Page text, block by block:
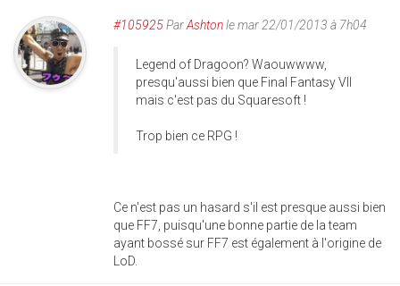
#105925ParAshtonle mar 22/01/2013 à 7h04
Legend of Dragoon? Waouwwww,
presqu'aussi bien que Final Fantasy VII
mais c'est pas du Squaresoft !
Trop bien ce RPG !
Ce n'est pas un hasard s'il est presque aussi bien
que FF7, puisqu'une bonne partie de la team
ayant bossé sur FF7 est également à l'origine de
LoD.